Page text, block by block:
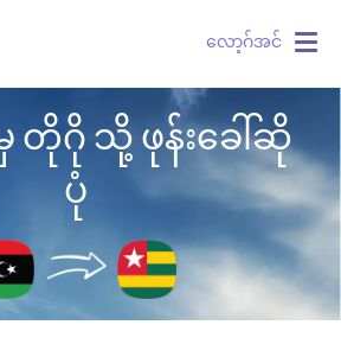
လော့ဂ်အင်
တိုဂို သို့ ဖုန်းခေါ်ဆို
ပုံ